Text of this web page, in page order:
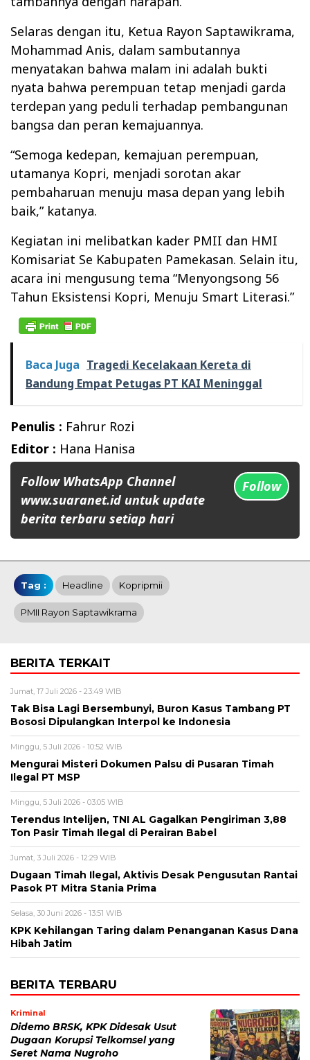
Selaras dengan itu, Ketua Rayon Saptawikrama,
Mohammad Anis, dalam sambutannya
menyatakan bahwa malam ini adalah bukti
nyata bahwa perempuan tetap menjadi garda
terdepan yang peduli terhadap pembangunan
bangsa dan peran kemajuannya.
“Semoga kedepan, kemajuan perempuan,
utamanya Kopri, menjadi sorotan akar
pembaharuan menuju masa depan yang lebih
baik,” katanya.
Kegiatan ini melibatkan kader PMII dan HMI
Komisariat Se Kabupaten Pamekasan. Selain itu,
acara ini mengusung tema “Menyongsong 56
Tahun Eksistensi Kopri, Menuju Smart Literasi.”
Baca Juga Tragedi Kecelakaan Kereta di
Bandung Empat Petugas PT KAI Meninggal
Penulis : Fahrur Rozi
Editor : Hana Hanisa
Follow WhatsApp Channel
www.suaranet.id untuk update
berita terbaru setiap hari
Follow
Tag : Headline Kopripmii
PMII Rayon Saptawikrama
BERITA TERKAIT
Jumat, 17 Juli 2026 - 23:49 WIB
Tak Bisa Lagi Bersembunyi, Buron Kasus Tambang PT
Bososi Dipulangkan Interpol ke Indonesia
Minggu, 5 Juli 2026 - 10:52 WIB
Mengurai Misteri Dokumen Palsu di Pusaran Timah
Ilegal PT MSP
Minggu, 5 Juli 2026 - 03:05 WIB
Terendus Intelijen, TNI AL Gagalkan Pengiriman 3,88
Ton Pasir Timah Ilegal di Perairan Babel
Jumat, 3 Juli 2026 - 12:29 WIB
Dugaan Timah Ilegal, Aktivis Desak Pengusutan Rantai
Pasok PT Mitra Stania Prima
Selasa, 30 Juni 2026 - 13:51 WIB
KPK Kehilangan Taring dalam Penanganan Kasus Dana
Hibah Jatim
BERITA TERBARU
Kriminal
Didemo BRSK, KPK Didesak Usut
Dugaan Korupsi Telkomsel yang
Seret Nama Nugroho